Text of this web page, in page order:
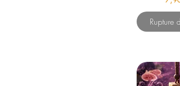
Rupture